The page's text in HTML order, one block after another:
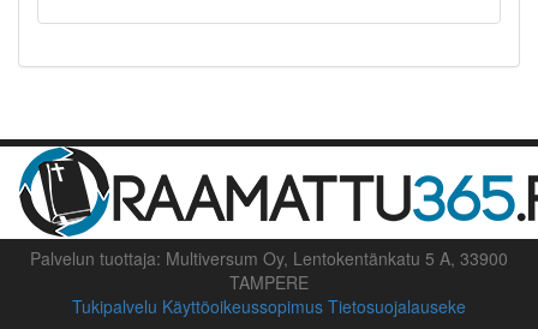
Palvelun tuottaja: Multiversum Oy, Lentokentänkatu 5 A, 33900
TAMPERE
Tukipalvelu Käyttöoikeussopimus Tietosuojalauseke